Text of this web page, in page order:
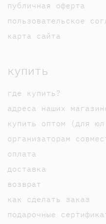
публичная оферта
пользовательское
карта сайта
купить
где купить?
адреса наших
купить оптом (для
организаторам
оплата
доставка
возврат
как сделать заказ
подарочные